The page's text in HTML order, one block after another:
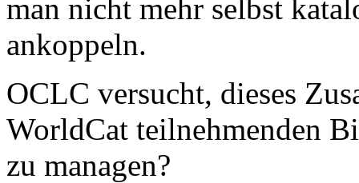
man nicht mehr selbst
ankoppeln.
OCLC versucht, dieses
WorldCat teilnehmenden
zu managen?